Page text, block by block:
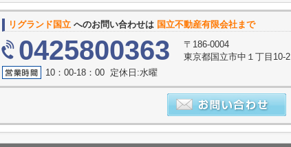
リグランド国立 へのお問い合わせは 国立不動産有限会社まで
0425800363
〒186-0004
東京都国立市中１丁目10-2
10：00-18：00 定休日:水曜